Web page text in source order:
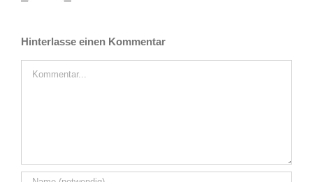
Hinterlasse einen Kommentar